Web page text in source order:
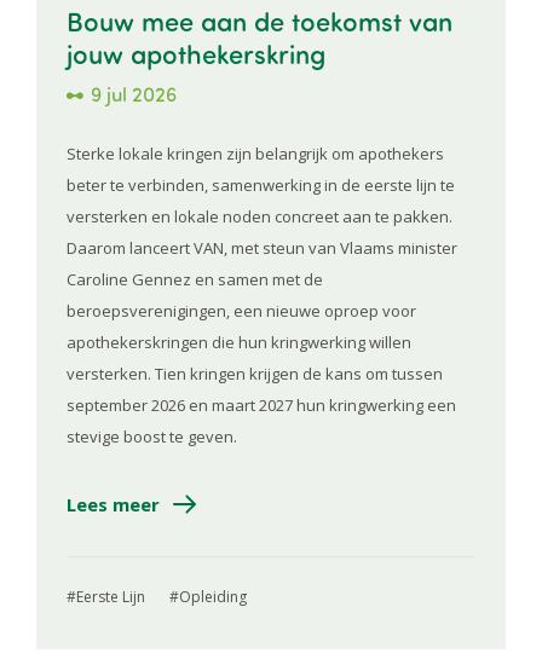
Bouw mee aan de toekomst van
jouw apothekerskring
9 jul 2026
Sterke lokale kringen zijn belangrijk om apothekers
beter te verbinden, samenwerking in de eerste lijn te
versterken en lokale noden concreet aan te pakken.
Daarom lanceert VAN, met steun van Vlaams minister
Caroline Gennez en samen met de
beroepsverenigingen, een nieuwe oproep voor
apothekerskringen die hun kringwerking willen
versterken. Tien kringen krijgen de kans om tussen
september 2026 en maart 2027 hun kringwerking een
stevige boost te geven.
Lees meer
Eerste Lijn Opleiding